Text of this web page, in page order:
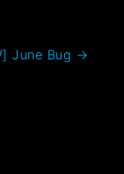
June Bug →